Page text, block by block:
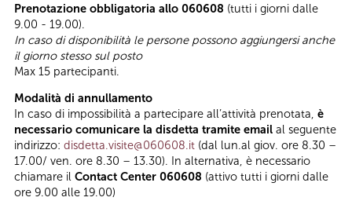
Prenotazione obbligatoria allo 060608 (tutti i giorni dalle
9.00 - 19.00).
In caso di disponibilità le persone possono aggiungersi anche
il giorno stesso sul posto
Max 15 partecipanti.
Modalità di annullamento
In caso di impossibilità a partecipare all’attività prenotata, è
necessario comunicare la disdetta tramite email al seguente
indirizzo: disdetta.visite@060608.it (dal lun.al giov. ore 8.30 –
17.00/ ven. ore 8.30 – 13.30). In alternativa, è necessario
chiamare il Contact Center 060608 (attivo tutti i giorni dalle
ore 9.00 alle 19.00)